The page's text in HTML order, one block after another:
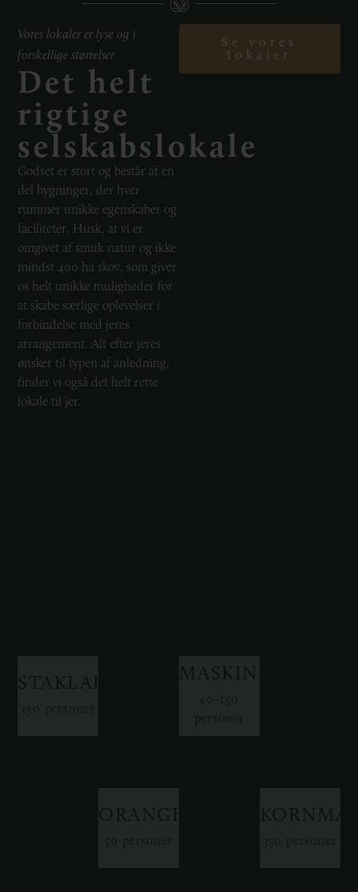
Vores lokaler er lyse og i
forskellige størrelser
Det helt
rigtige
selskabslokale
Godset er stort og består af en
del bygninger, der hver
rummer unikke egenskaber og
faciliteter. Husk, at vi er
omgivet af smuk natur og ikke
mindst 400 ha skov, som giver
os helt unikke muligheder for
at skabe særlige oplevelser i
forbindelse med jeres
arrangement. Alt efter jeres
ønsker til typen af anledning,
finder vi også det helt rette
lokale til jer.
Se vores
lokaler